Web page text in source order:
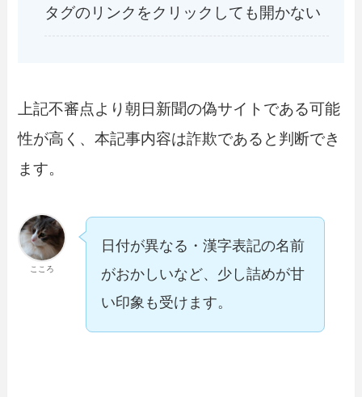
タグのリンクをクリックしても開かない
上記不審点より朝日新聞の偽サイトである可能
性が高く、本記事内容は詐欺であると判断でき
ます。
こころ
日付が異なる・漢字表記の名前
がおかしいなど、少し詰めが甘
い印象も受けます。